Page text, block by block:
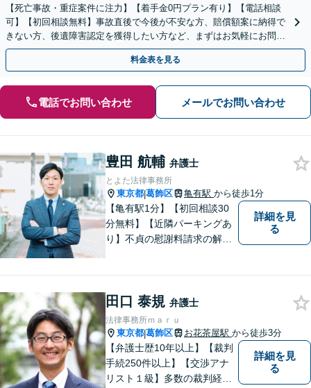
【死亡事故・重症案件に注力】【着手金0円プラン有り】【電話相談
可】【初回相談無料】事故直後で今後が不安な方、賠償額案に納得で
きない方、後遺障害認定を獲得したい方など、まずはお気軽にお問い
合わせください。
料金表を見る
電話でお問い合わせ メールでお問い合わせ
豊田 航輔 弁護士
とよた法律事務所
東京都|葛飾区 亀有駅 から徒歩1分
【亀有駅1分】【初回相談30
分無料】【近隣パーキングあ
り】不貞の慰謝料請求の解決
り添い、解決へ向けて尽力し
ます。
詳細を見
る
田口 泰規 弁護士
法律事務所ｍａｒｕ
東京都|葛飾区 お花茶屋駅 から徒歩3分
【弁護士歴10年以上】【裁判
手続250件以上】【交渉アナ
リスト１級】多数の裁判経験
詳細を見
る